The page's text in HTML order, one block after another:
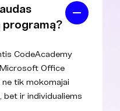
programą?
CodeAcademy
Office
tik mokomajai
ir individualiems